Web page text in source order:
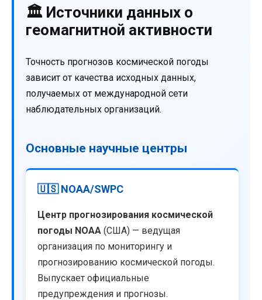
🏛️ Источники данных о
геомагнитной активности
Точность прогнозов космической погоды
зависит от качества исходных данных,
получаемых от международной сети
наблюдательных организаций.
Основные научные центры
🇺🇸 NOAA/SWPC
Центр прогнозирования космической
погоды NOAA (США) — ведущая
организация по мониторингу и
прогнозированию космической погоды.
Выпускает официальные
предупреждения и прогнозы.